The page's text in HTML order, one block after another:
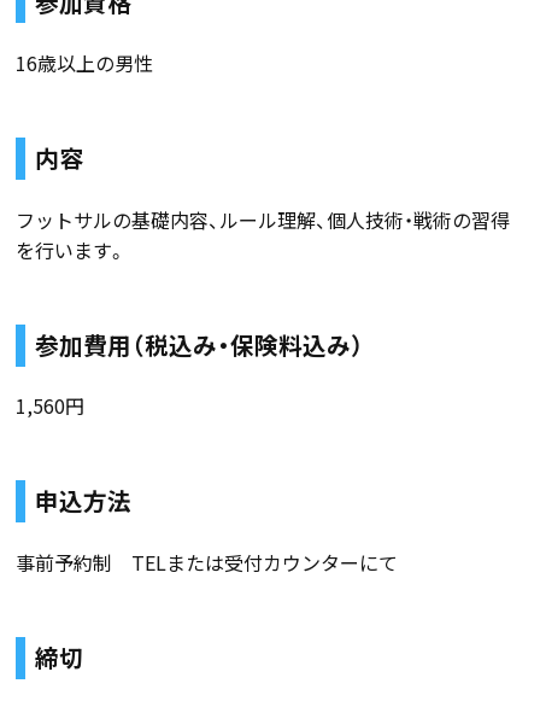
16歳以上の男性
内容
フットサルの基礎内容、ルール理解、個人技術・戦術の習得
を行います。
参加費用（税込み・保険料込み）
1,560円
申込方法
事前予約制 TELまたは受付カウンターにて
締切